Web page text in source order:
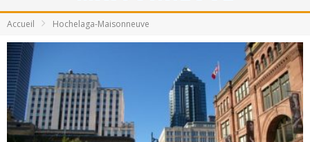
PsyRiver 2026 : la magie revient sur les rives de l’Aar
Assassin's Creed Black Flag Resynced
« Le Vent dand les Saules » - Une Belle Histoire !
Accueil Hochelaga-Maisonneuve